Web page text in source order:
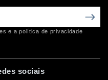
e a política de privacidade
sociais